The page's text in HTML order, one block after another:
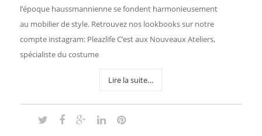
l’époque haussmannienne se fondent harmonieusement
au mobilier de style. Retrouvez nos lookbooks sur notre
compte instagram: Pleazlife C’est aux Nouveaux Ateliers,
spécialiste du costume
Lire la suite…